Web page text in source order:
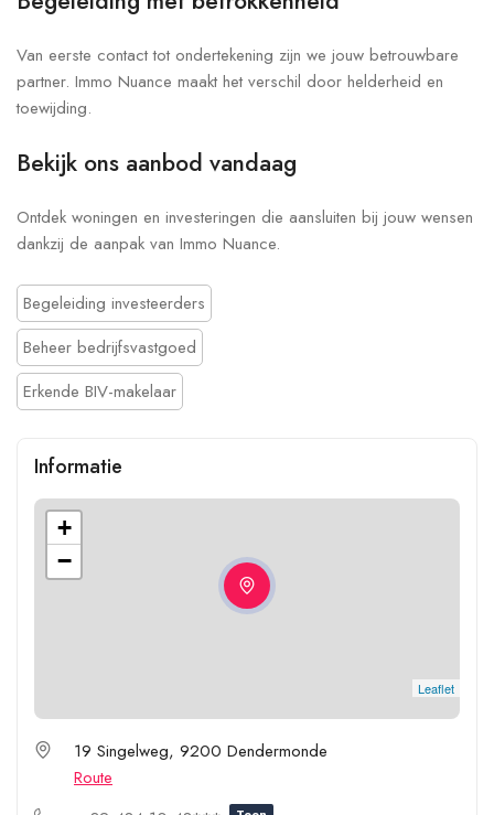
Van eerste contact tot ondertekening zijn we jouw betrouwbare
partner. Immo Nuance maakt het verschil door helderheid en
toewijding.
Bekijk ons aanbod vandaag
Ontdek woningen en investeringen die aansluiten bij jouw wensen
dankzij de aanpak van Immo Nuance.
Begeleiding investeerders
Beheer bedrijfsvastgoed
Erkende BIV-makelaar
Informatie
+
−
Leaflet
19 Singelweg, 9200 Dendermonde
Route